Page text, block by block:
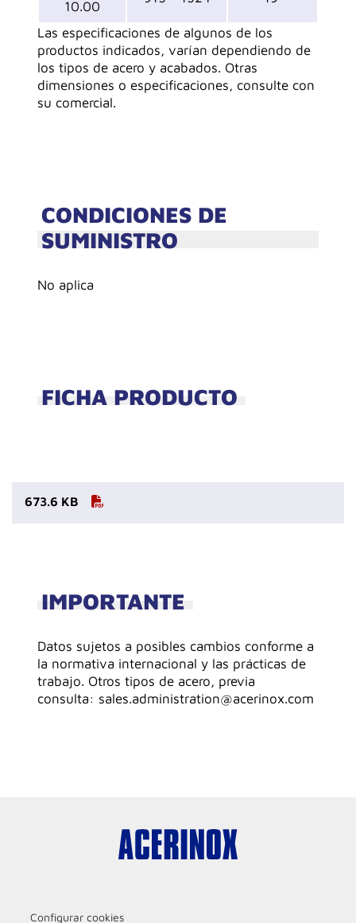
10.00
Las especificaciones de algunos de los
productos indicados, varían dependiendo de
los tipos de acero y acabados. Otras
dimensiones o especificaciones, consulte con
su comercial.
CONDICIONES DE
SUMINISTRO
No aplica
FICHA PRODUCTO
673.6 KB
IMPORTANTE
Datos sujetos a posibles cambios conforme a
la normativa internacional y las prácticas de
trabajo. Otros tipos de acero, previa
consulta: sales.administration@acerinox.com
Configurar cookies